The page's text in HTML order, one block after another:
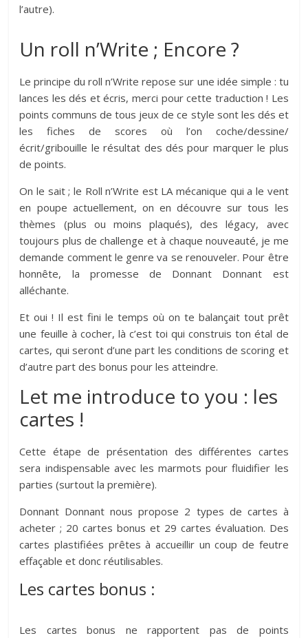
l’autre).
Un roll n’Write ; Encore ?
Le principe du roll n’Write repose sur une idée simple : tu
lances les dés et écris, merci pour cette traduction ! Les
points communs de tous jeux de ce style sont les dés et
les fiches de scores où l’on coche/dessine/
écrit/gribouille le résultat des dés pour marquer le plus
de points.
On le sait ; le Roll n’Write est LA mécanique qui a le vent
en poupe actuellement, on en découvre sur tous les
thèmes (plus ou moins plaqués), des légacy, avec
toujours plus de challenge et à chaque nouveauté, je me
demande comment le genre va se renouveler. Pour être
honnête, la promesse de Donnant Donnant est
alléchante.
Et oui ! Il est fini le temps où on te balançait tout prêt
une feuille à cocher, là c’est toi qui construis ton étal de
cartes, qui seront d’une part les conditions de scoring et
d’autre part des bonus pour les atteindre.
Let me introduce to you : les
cartes !
Cette étape de présentation des différentes cartes
sera indispensable avec les marmots pour fluidifier les
parties (surtout la première).
Donnant Donnant nous propose 2 types de cartes à
acheter ; 20 cartes bonus et 29 cartes évaluation. Des
cartes plastifiées prêtes à accueillir un coup de feutre
effaçable et donc réutilisables.
Les cartes bonus :
Les cartes bonus ne rapportent pas de points